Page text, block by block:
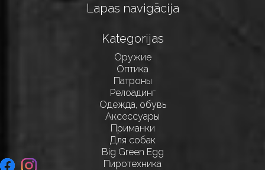
Lapas navigācija
Kategorijas
Оружие
Оптика
Патроны
Релоадинг
Одежда, обувь
Аксессуары
Приманки
Для собак
Big Green Egg
Пиротехника